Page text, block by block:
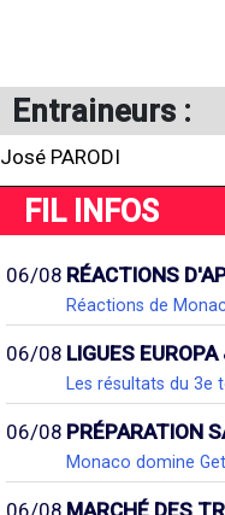
Entraineurs :
José PARODI
FIL INFOS
06/08 RÉACTIONS
Réactions de
06/08 LIGUES
Les résultats du 3e
06/08 PRÉPARATION
Monaco domine
06/08 MARCHÉ DES